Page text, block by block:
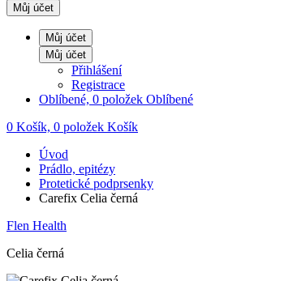
Můj účet
Můj účet
Můj účet
Přihlášení
Registrace
Oblíbené, 0 položek Oblíbené
0 Košík, 0 položek Košík
Úvod
Prádlo, epitézy
Protetické podprsenky
Carefix Celia černá
Flen Health
Celia černá